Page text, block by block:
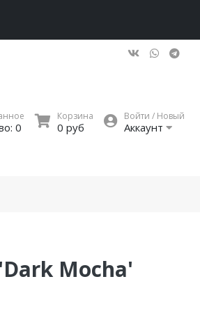
0
Корзина
0 руб
Войти / Новый
Аккаунт
Mocha'